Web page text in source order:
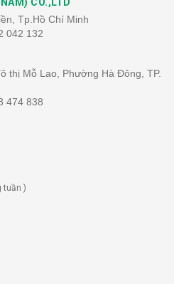
Tp.Hồ Chí Minh
042 132
thị Mỗ Lao, Phường Hà Đông, TP.
474 838
tuần )